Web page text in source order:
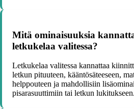
Mitä ominaisuuksia
letkukelaa valitessa?
Letkukelaa valitessa kannattaa
letkun pituuteen, kääntösäteeseen,
helppouteen ja mahdollisiin
pisarasuuttimiin tai letkun lukitukseen.